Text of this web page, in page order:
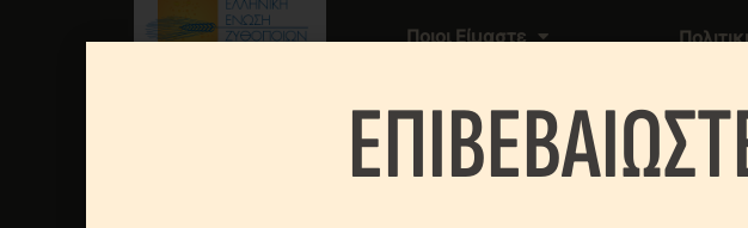
Ποιοι Είμαστε
Περί Μπύρας
Νέα & Εκδηλώσεις
Νομοθεσία